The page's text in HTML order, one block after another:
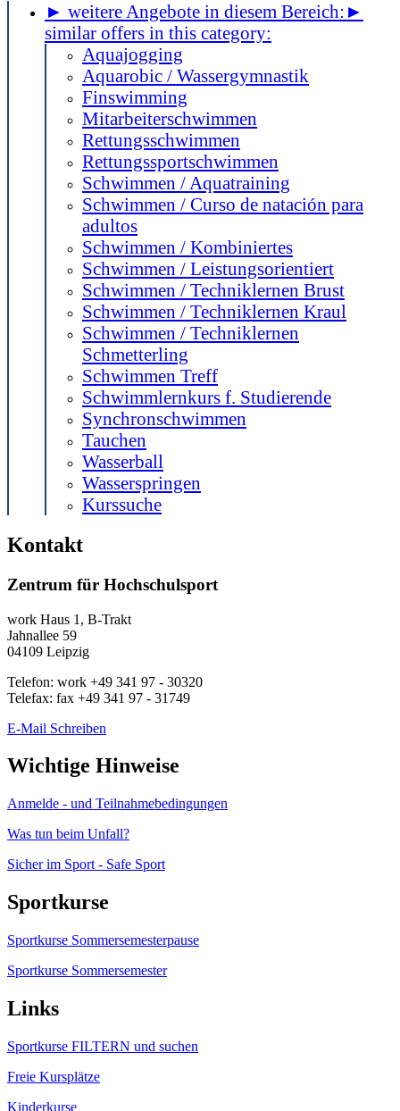
► weitere Angebote in diesem Bereich: ►
similar offers in this category:
Aquajogging
Aquarobic / Wassergymnastik
Finswimming
Mitarbeiterschwimmen
Rettungsschwimmen
Rettungssportschwimmen
Schwimmen / Aquatraining
Schwimmen / Curso de natación para
adultos
Schwimmen / Kombiniertes
Schwimmen / Leistungsorientiert
Schwimmen / Techniklernen Brust
Schwimmen / Techniklernen Kraul
Schwimmen / Techniklernen
Schmetterling
Schwimmen Treff
Schwimmlernkurs f. Studierende
Synchronschwimmen
Tauchen
Wasserball
Wasserspringen
Kurssuche
Kontakt
Zentrum für Hochschulsport
work Haus 1, B-Trakt
Jahnallee 59
04109 Leipzig
Telefon: work +49 341 97 - 30320
Telefax: fax +49 341 97 - 31749
E-Mail Schreiben
Wichtige Hinweise
Anmelde - und Teilnahmebedingungen
Was tun beim Unfall?
Sicher im Sport - Safe Sport
Sportkurse
Sportkurse Sommersemesterpause
Sportkurse Sommersemester
Links
Sportkurse FILTERN und suchen
Freie Kursplätze
Kinderkurse